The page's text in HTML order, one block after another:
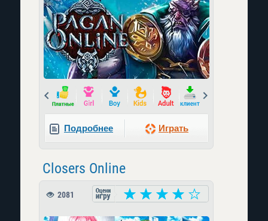
Prev
Подробнее Играть
Closers Online
2081